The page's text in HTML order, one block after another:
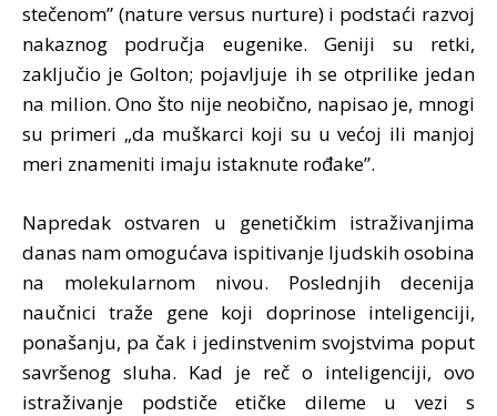
stečenom” (nature versus nurture) i podstaći razvoj
nakaznog područja eugenike. Geniji su retki,
zaključio je Golton; pojavljuje ih se otprilike jedan
na milion. Ono što nije neobično, napisao je, mnogi
su primeri „da muškarci koji su u većoj ili manjoj
meri znameniti imaju istaknute rođake”.
Napredak ostvaren u genetičkim istraživanjima
danas nam omogućava ispitivanje ljudskih osobina
na molekularnom nivou. Poslednjih decenija
naučnici traže gene koji doprinose inteligenciji,
ponašanju, pa čak i jedinstvenim svojstvima poput
savršenog sluha. Kad je reč o inteligenciji, ovo
istraživanje podstiče etičke dileme u vezi s